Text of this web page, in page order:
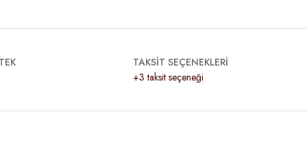
TAKSİT SEÇENEKLERİ
+3 taksit seçeneği